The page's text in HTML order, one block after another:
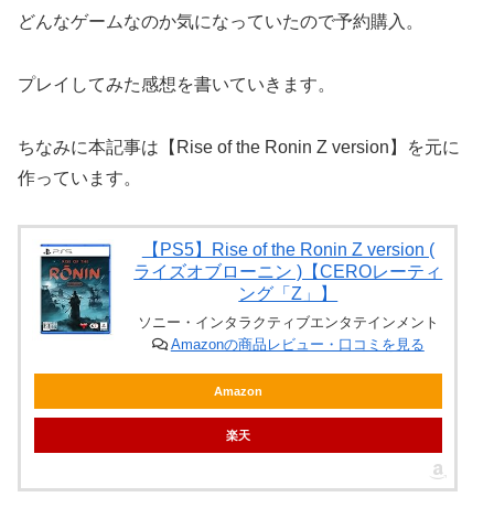
どんなゲームなのか気になっていたので予約購入。
プレイしてみた感想を書いていきます。
ちなみに本記事は【Rise of the Ronin Z version】を元に
作っています。
【PS5】Rise of the Ronin Z version (
ライズオブローニン )【CEROレーティ
ング「Z」】
ソニー・インタラクティブエンタテインメント
Amazonの商品レビュー・口コミを見る
Amazon
楽天